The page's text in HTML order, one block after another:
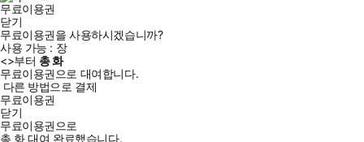
무료이용권
닫기
무료이용권을 사용하시겠습니까?
사용 가능 : 장
<>부터 총화
무료이용권으로 대여합니다.
다른 방법으로 결제
무료이용권
닫기
무료이용권으로
총 화대여 완료했습니다.